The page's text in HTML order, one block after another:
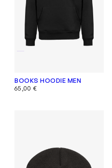
BOOKS HOODIE MEN
65,00 €